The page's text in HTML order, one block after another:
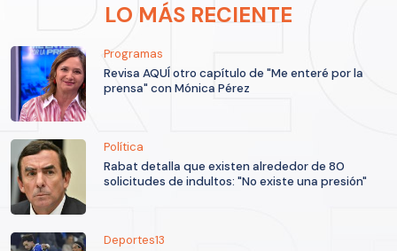
LO MÁS RECIENTE
Programas
Revisa AQUÍ otro capítulo de "Me enteré por la
prensa" con Mónica Pérez
Política
Rabat detalla que existen alrededor de 80
solicitudes de indultos: "No existe una presión"
Deportes13